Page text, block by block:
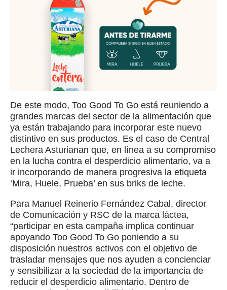
De este modo, Too Good To Go está reuniendo a
grandes marcas del sector de la alimentación que
ya están trabajando para incorporar este nuevo
distintivo en sus productos. Es el caso de Central
Lechera Asturianan que, en línea a su compromiso
en la lucha contra el desperdicio alimentario, va a
ir incorporando de manera progresiva la etiqueta
‘Mira, Huele, Prueba’ en sus briks de leche.
Para Manuel Reinerio Fernández Cabal, director
de Comunicación y RSC de la marca láctea,
“participar en esta campaña implica continuar
apoyando Too Good To Go poniendo a su
disposición nuestros activos con el objetivo de
trasladar mensajes que nos ayuden a concienciar
y sensibilizar a la sociedad de la importancia de
reducir el desperdicio alimentario. Dentro de